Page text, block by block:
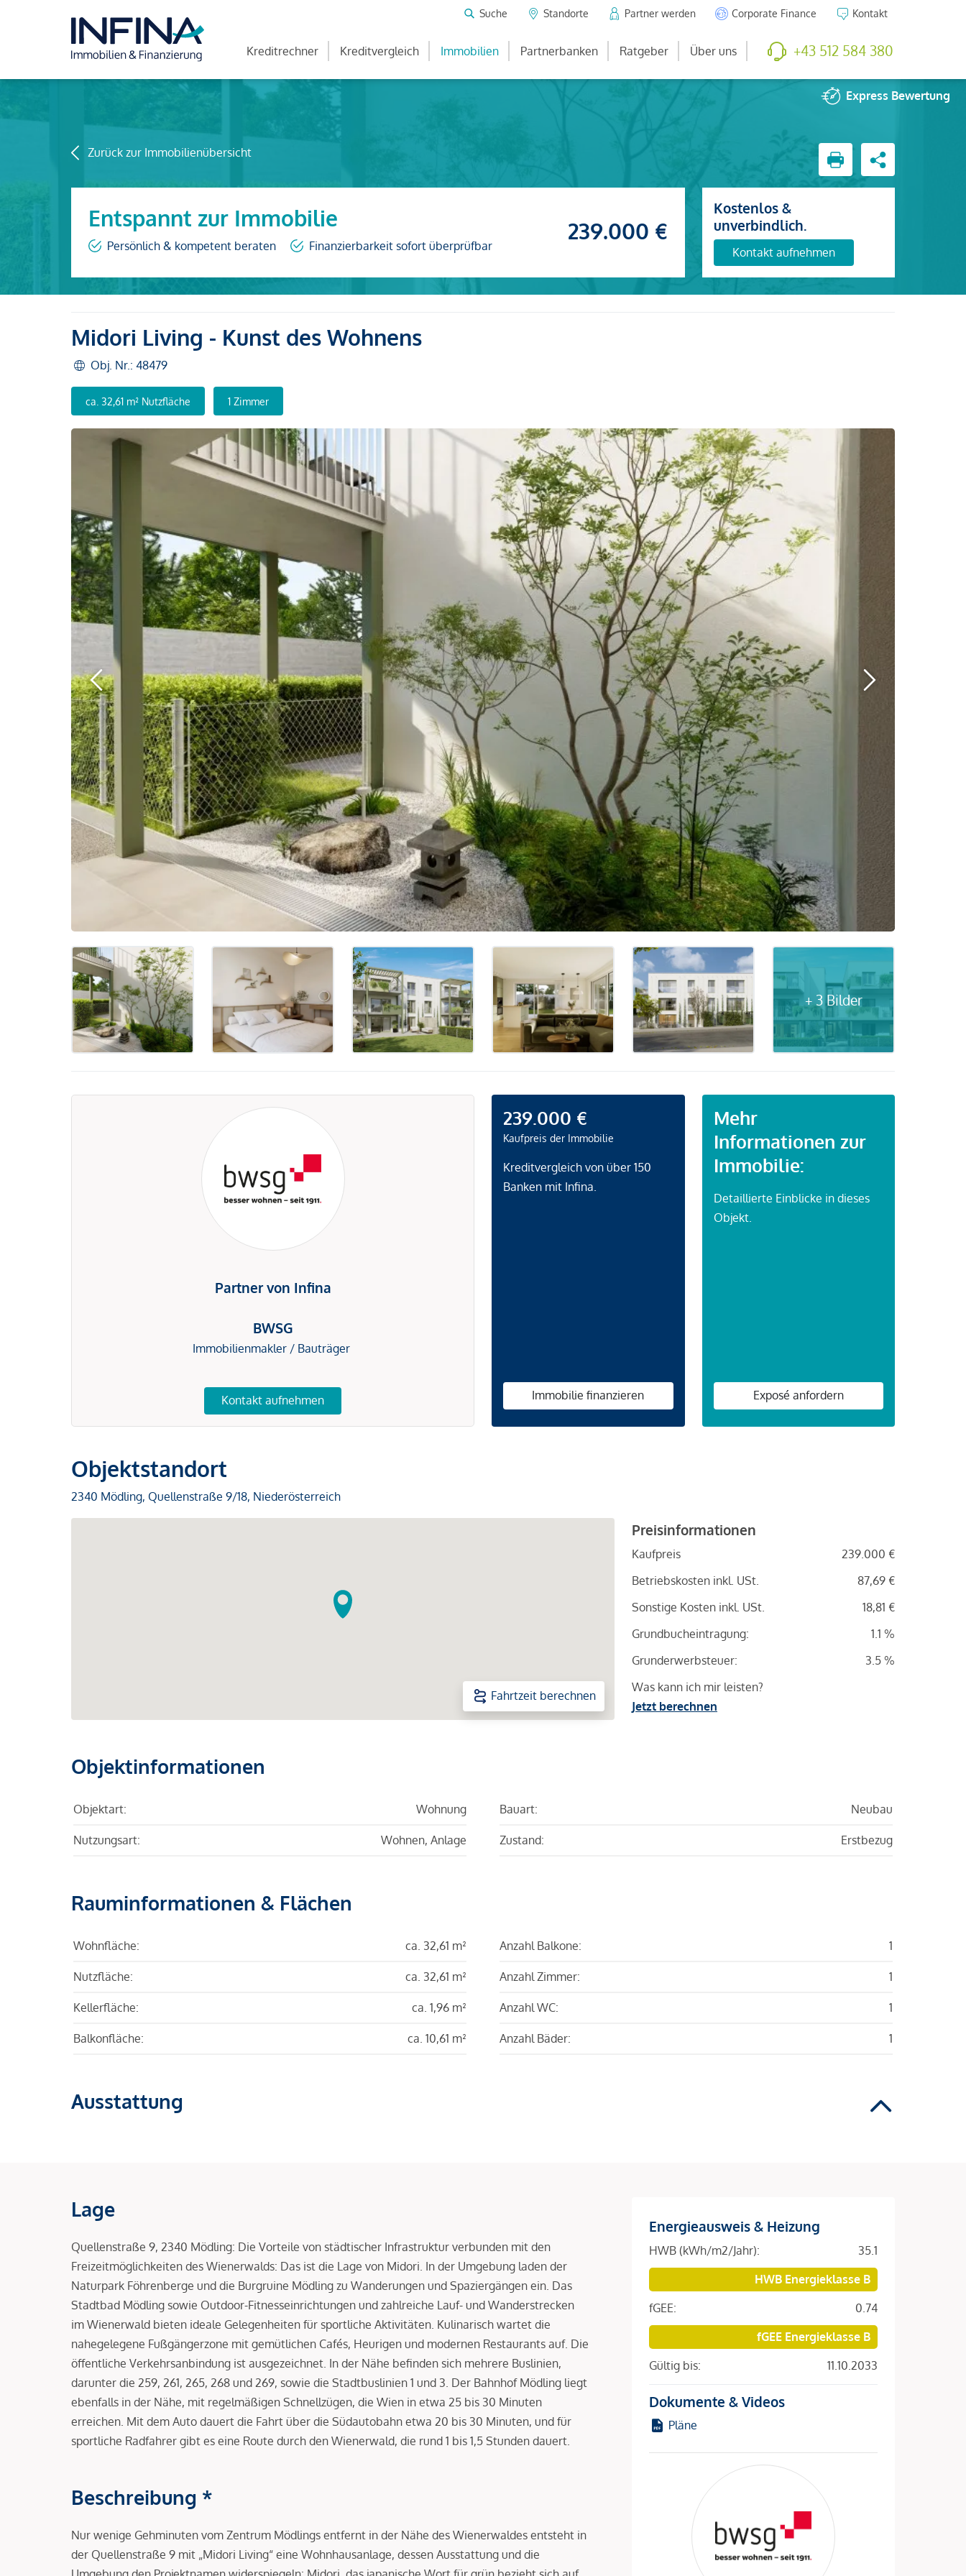
Suche Standorte Partner werden Corporate Finance Kontakt
Kreditrechner Kreditvergleich Immobilien Partnerbanken Ratgeber Über uns +43 512 584 380
Express Bewertung
Zurück zur Immobilienübersicht
Entspannt zur Immobilie
Persönlich & kompetent beraten Finanzierbarkeit sofort überprüfbar
239.000 €
Kostenlos &
unverbindlich.
Kontakt aufnehmen
+ 3 Bilder
Midori Living - Kunst des Wohnens
Obj. Nr.: 48479
ca. 32,61 m² Nutzfläche 1 Zimmer
Partner von Infina
BWSG
Immobilienmakler / Bauträger
Kontakt aufnehmen
239.000 €
Kaufpreis der Immobilie
Kreditvergleich von über 150
Banken mit Infina.
Immobilie finanzieren
Mehr
Informationen zur
Immobilie:
Detaillierte Einblicke in dieses
Objekt.
Exposé anfordern
Objektstandort
2340 Mödling, Quellenstraße 9/18, Niederösterreich
Fahrtzeit berechnen
Preisinformationen
Kaufpreis
239.000 €
Betriebskosten inkl. USt.
87,69 €
Sonstige Kosten inkl. USt.
18,81 €
Grundbucheintragung:
1.1 %
Grunderwerbsteuer:
3.5 %
Was kann ich mir leisten?
Jetzt berechnen
Objektinformationen
Objektart: Wohnung
Nutzungsart: Wohnen, Anlage
Bauart: Neubau
Zustand: Erstbezug
Rauminformationen & Flächen
Wohnfläche: ca. 32,61 m²
Nutzfläche: ca. 32,61 m²
Kellerfläche: ca. 1,96 m²
Balkonfläche: ca. 10,61 m²
Anzahl Balkone: 1
Anzahl Zimmer: 1
Anzahl WC: 1
Anzahl Bäder: 1
Ausstattung
Lage
Quellenstraße 9, 2340 Mödling: Die Vorteile von städtischer Infrastruktur verbunden mit den
Freizeitmöglichkeiten des Wienerwalds: Das ist die Lage von Midori. In der Umgebung laden der
Naturpark Föhrenberge und die Burgruine Mödling zu Wanderungen und Spaziergängen ein. Das
Stadtbad Mödling sowie Outdoor-Fitnesseinrichtungen und zahlreiche Lauf- und Wanderstrecken
im Wienerwald bieten ideale Gelegenheiten für sportliche Aktivitäten. Kulinarisch wartet die
nahegelegene Fußgängerzone mit gemütlichen Cafés, Heurigen und modernen Restaurants auf. Die
öffentliche Verkehrsanbindung ist ausgezeichnet. In der Nähe befinden sich mehrere Buslinien,
darunter die 259, 261, 265, 268 und 269, sowie die Stadtbuslinien 1 und 3. Der Bahnhof Mödling liegt
ebenfalls in der Nähe, mit regelmäßigen Schnellzügen, die Wien in etwa 25 bis 30 Minuten
erreichen. Mit dem Auto dauert die Fahrt über die Südautobahn etwa 20 bis 30 Minuten, und für
sportliche Radfahrer gibt es eine Route durch den Wienerwald, die rund 1 bis 1,5 Stunden dauert.
Beschreibung *
Nur wenige Gehminuten vom Zentrum Mödlings entfernt in der Nähe des Wienerwaldes entsteht in
der Quellenstraße 9 mit „Midori Living“ eine Wohnhausanlage, dessen Ausstattung und die
Energieausweis & Heizung
HWB (kWh/m2/Jahr):
35.1
HWB Energieklasse B
fGEE:
0.74
fGEE Energieklasse B
Gültig bis:
11.10.2033
Dokumente & Videos
Pläne